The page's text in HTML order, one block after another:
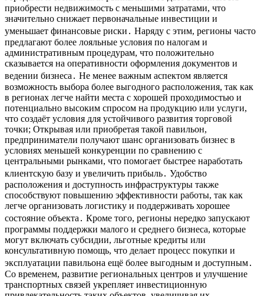
приобрести недвижимость с меньшими затратами, что
значительно снижает первоначальные инвестиции и
уменьшает финансовые риски․ Наряду с этим, регионы часто
предлагают более лояльные условия по налогам и
административным процедурам, что положительно
сказывается на оперативности оформления документов и
ведении бизнеса․ Не менее важным аспектом является
возможность выбора более выгодного расположения, так как
в регионах легче найти места с хорошей проходимостью и
потенциально высоким спросом на продукцию или услуги,
что создаёт условия для устойчивого развития торговой
точки; Открывая или приобретая такой павильон,
предприниматели получают шанс организовать бизнес в
условиях меньшей конкуренции по сравнению с
центральными рынками, что помогает быстрее наработать
клиентскую базу и увеличить прибыль․ Удобство
расположения и доступность инфраструктуры также
способствуют повышению эффективности работы, так как
легче организовать логистику и поддерживать хорошее
состояние объекта․ Кроме того, регионы нередко запускают
программы поддержки малого и среднего бизнеса, которые
могут включать субсидии, льготные кредиты или
консультативную помощь, что делает процесс покупки и
эксплуатации павильона ещё более выгодным и доступным․
Со временем, развитие региональных центров и улучшение
транспортных связей укрепляет инвестиционную